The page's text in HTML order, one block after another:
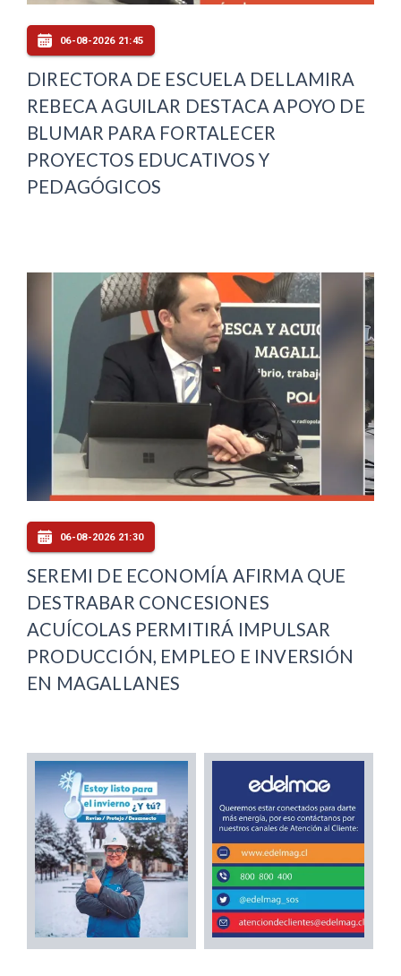
06-08-2026 21:45
DIRECTORA DE ESCUELA DELLAMIRA
REBECA AGUILAR DESTACA APOYO DE
BLUMAR PARA FORTALECER
PROYECTOS EDUCATIVOS Y
PEDAGÓGICOS
06-08-2026 21:30
SEREMI DE ECONOMÍA AFIRMA QUE
DESTRABAR CONCESIONES
ACUÍCOLAS PERMITIRÁ IMPULSAR
PRODUCCIÓN, EMPLEO E INVERSIÓN
EN MAGALLANES